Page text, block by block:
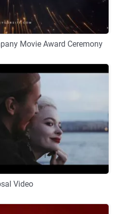
カスタマイズ
Movie Award Ceremony
カスタマイズ
Video